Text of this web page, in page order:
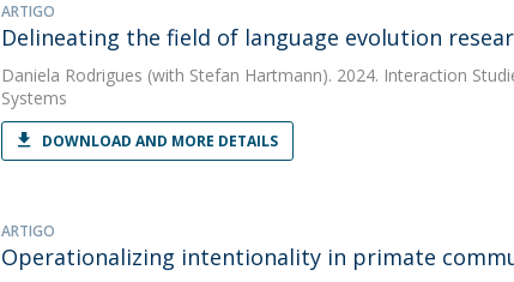
ARTIGO
Delineating the field of language evolution
Daniela Rodrigues (with Stefan Hartmann). 2024. Interaction
Systems
DOWNLOAD AND MORE DETAILS
ARTIGO
Operationalizing intentionality in primate